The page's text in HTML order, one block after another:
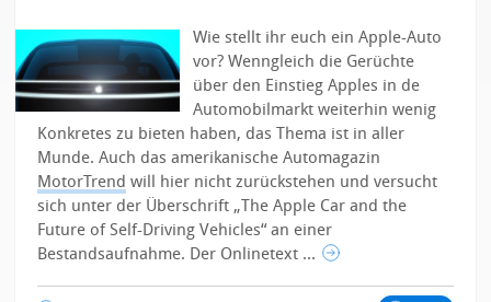
Wie stellt ihr euch ein Apple-Auto
vor? Wenngleich die Gerüchte
über den Einstieg Apples in de
Automobilmarkt weiterhin wenig
Konkretes zu bieten haben, das Thema ist in aller
Munde. Auch das amerikanische Automagazin
MotorTrend will hier nicht zurückstehen und versucht
sich unter der Überschrift „The Apple Car and the
Future of Self-Driving Vehicles“ an einer
Bestandsaufnahme. Der Onlinetext ...